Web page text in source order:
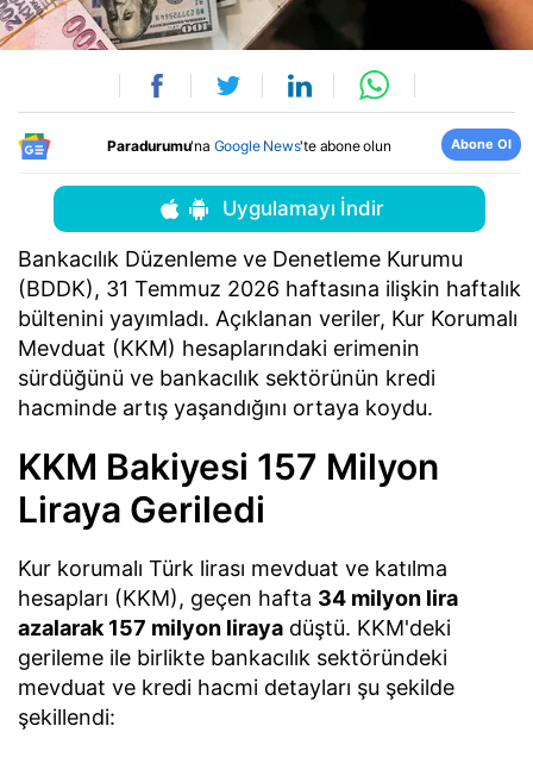
Paradurumu'na Google News'te abone olun Abone Ol
Uygulamayı İndir
Bankacılık Düzenleme ve Denetleme Kurumu
(BDDK), 31 Temmuz 2026 haftasına ilişkin haftalık
bültenini yayımladı. Açıklanan veriler, Kur Korumalı
Mevduat (KKM) hesaplarındaki erimenin
sürdüğünü ve bankacılık sektörünün kredi
hacminde artış yaşandığını ortaya koydu.
KKM Bakiyesi 157 Milyon
Liraya Geriledi
Kur korumalı Türk lirası mevduat ve katılma
hesapları (KKM), geçen hafta 34 milyon lira
azalarak 157 milyon liraya düştü. KKM'deki
gerileme ile birlikte bankacılık sektöründeki
mevduat ve kredi hacmi detayları şu şekilde
şekillendi: